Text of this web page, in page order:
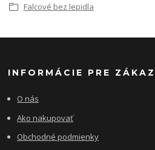
Falcové bez lepidla
INFORMÁCIE PRE
O nás
Ako nakupovať
Obchodné podmienky